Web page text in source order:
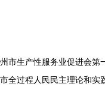
市生产性服务业促进会
全过程人民民主理论和实